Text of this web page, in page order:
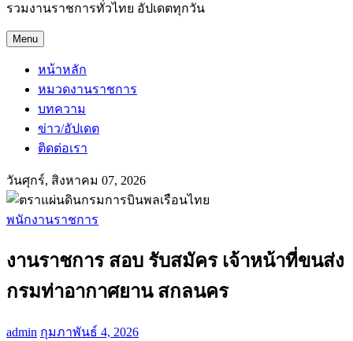
รวมงานราชการทั่วไทย อัปเดตทุกวัน
Menu
หน้าหลัก
หมวดงานราชการ
บทความ
ข่าว/อัปเดต
ติดต่อเรา
วันศุกร์, สิงหาคม 07, 2026
พนักงานราชการ
งานราชการ สอบ รับสมัคร เจ้าหน้าที่ขนส่ง
กรมท่าอากาศยาน สกลนคร
admin กุมภาพันธ์ 4, 2026